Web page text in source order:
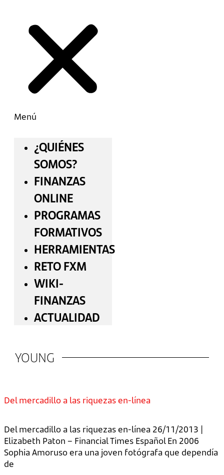
Menú
¿QUIÉNES
SOMOS?
FINANZAS
ONLINE
PROGRAMAS
FORMATIVOS
HERRAMIENTAS
RETO FXM
WIKI-
FINANZAS
ACTUALIDAD
YOUNG
Del mercadillo a las riquezas en-línea
Del mercadillo a las riquezas en-línea 26/11/2013 |
Elizabeth Paton – Financial Times Español En 2006
Sophia Amoruso era una joven fotógrafa que dependía
de